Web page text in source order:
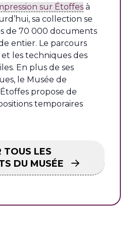
sur Étoffes à
sa collection se
de 70 000 documents
entier. Le parcours
et les techniques des
En plus de ses
le Musée de
Étoffes propose de
temporaires
TOUS LES
DU MUSÉE